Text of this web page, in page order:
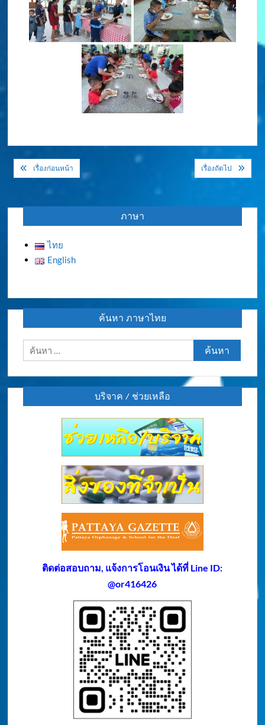
แนะแนว
เรื่องก่อนหน้า เรื่องถัดไป
ภาษา
ไทย
English
ค้นหา ภาษาไทย
ค้นหา
สำหรับ:
บริจาค / ช่วยเหลือ
ติดต่อสอบถาม, แจ้งการโอนเงิน ได้ที่ Line ID:
@or416426